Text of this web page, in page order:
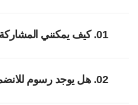
01. كيف يمكنني المشاركة في مزاد؟
02. هل يوجد رسوم للانضمام إلى المزاد؟